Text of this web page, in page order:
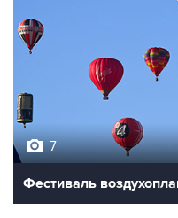
7
Фестиваль